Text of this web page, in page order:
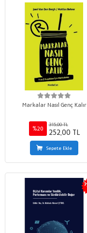
Markalar Nasıl Genç Kalır
%20
315,00 TL
252,00 TL
Sepete Ekle